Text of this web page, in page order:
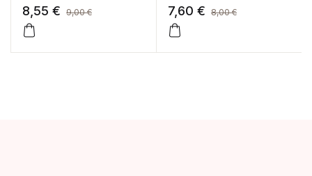
8,55 € 9,00€ 7,60 € 8,00€